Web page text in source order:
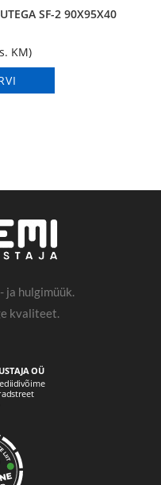
SF-2 90X95X40
KM)
ja hulgimüük.
kvaliteet.